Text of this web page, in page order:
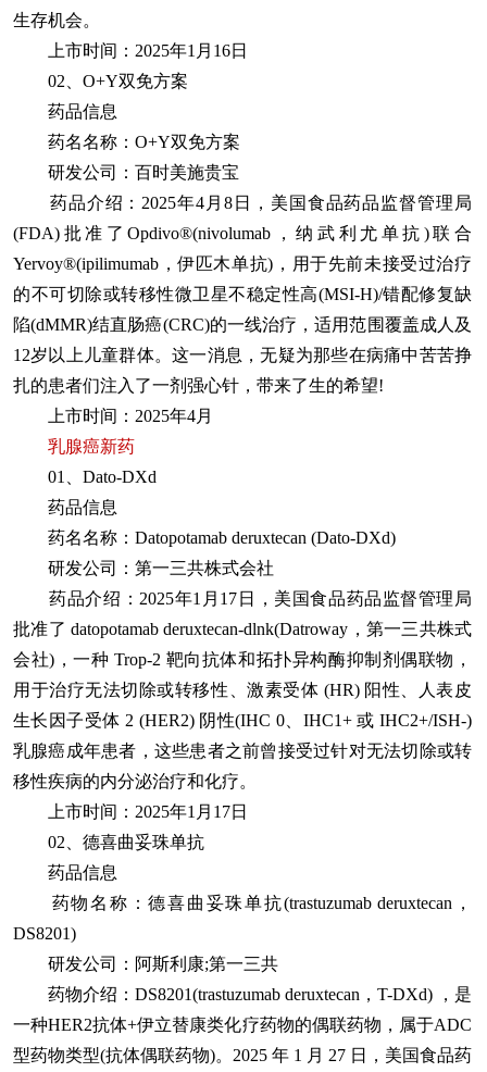
生存机会。
上市时间：2025年1月16日
02、O+Y双免方案
药品信息
药名名称：O+Y双免方案
研发公司：百时美施贵宝
药品介绍：2025年4月8日，美国食品药品监督管理局
(FDA)批准了Opdivo®(nivolumab，纳武利尤单抗)联合
Yervoy®(ipilimumab，伊匹木单抗)，用于先前未接受过治疗
的不可切除或转移性微卫星不稳定性高(MSI-H)/错配修复缺
陷(dMMR)结直肠癌(CRC)的一线治疗，适用范围覆盖成人及
12岁以上儿童群体。这一消息，无疑为那些在病痛中苦苦挣
扎的患者们注入了一剂强心针，带来了生的希望!
上市时间：2025年4月
乳腺癌新药
01、Dato-DXd
药品信息
药名名称：Datopotamab deruxtecan (Dato-DXd)
研发公司：第一三共株式会社
药品介绍：2025年1月17日，美国食品药品监督管理局
批准了 datopotamab deruxtecan-dlnk(Datroway，第一三共株式
会社)，一种 Trop-2 靶向抗体和拓扑异构酶抑制剂偶联物，
用于治疗无法切除或转移性、激素受体 (HR) 阳性、人表皮
生长因子受体 2 (HER2) 阴性(IHC 0、IHC1+ 或 IHC2+/ISH-)
乳腺癌成年患者，这些患者之前曾接受过针对无法切除或转
移性疾病的内分泌治疗和化疗。
上市时间：2025年1月17日
02、德喜曲妥珠单抗
药品信息
药物名称：德喜曲妥珠单抗(trastuzumab deruxtecan，
DS8201)
研发公司：阿斯利康;第一三共
药物介绍：DS8201(trastuzumab deruxtecan，T-DXd) ，是
一种HER2抗体+伊立替康类化疗药物的偶联药物，属于ADC
型药物类型(抗体偶联药物)。2025 年 1 月 27 日，美国食品药